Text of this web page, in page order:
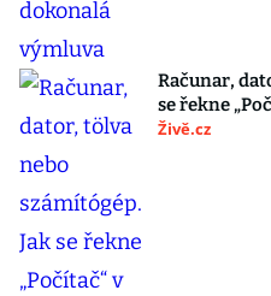
Računar,
se řekne
Živě.cz